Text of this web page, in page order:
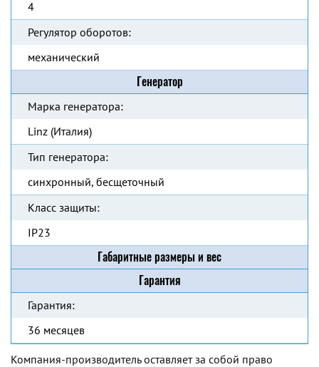
4
Регулятор оборотов:
механический
Генератор
Марка генератора:
Linz (Италия)
Тип генератора:
синхронный, бесщеточный
Класс защиты:
IP23
Габаритные размеры и вес
Гарантия
Гарантия:
36 месяцев
Компания-производитель оставляет за собой право